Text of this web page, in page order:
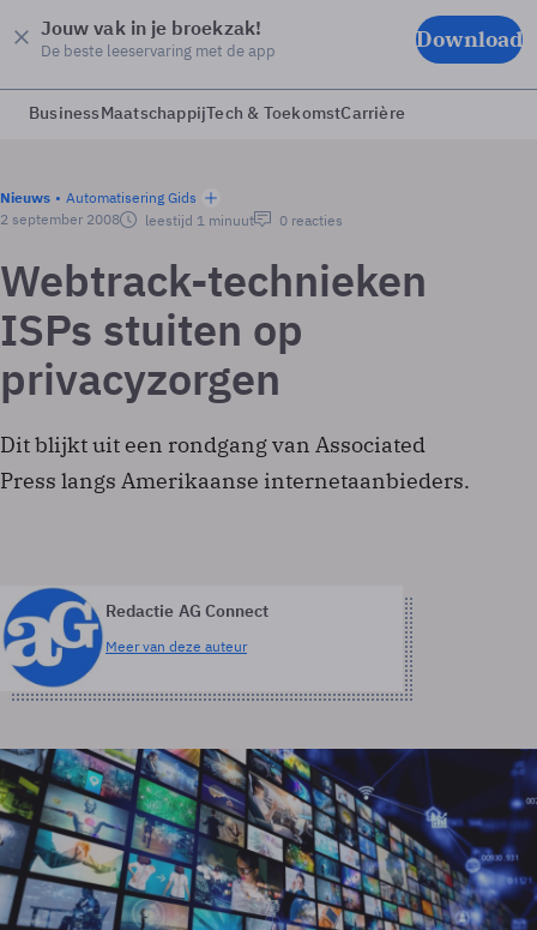
Jouw vak in je broekzak!
De beste leeservaring met de app Download
BusinessMaatschappijTech & ToekomstCarrière
Nieuws
Automatisering Gids
2 september 2008
leestijd 1 minuut 0 reacties
Webtrack-technieken
ISPs stuiten op
privacyzorgen
Dit blijkt uit een rondgang van Associated
Press langs Amerikaanse internetaanbieders.
Redactie AG Connect
Meer van deze auteur